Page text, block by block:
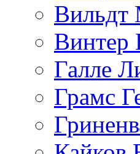
Вильдт
Винтер
Галле
Грамс